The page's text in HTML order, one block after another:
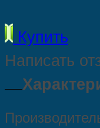
Купить
Написать